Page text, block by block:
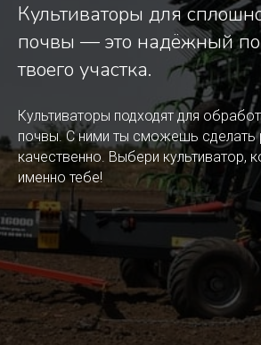
Культиваторы для
почвы — это надёжный
твоего участка.
Культиваторы подходят для
почвы. С ними ты сможешь сделать
качественно. Выбери культиватор,
именно тебе!